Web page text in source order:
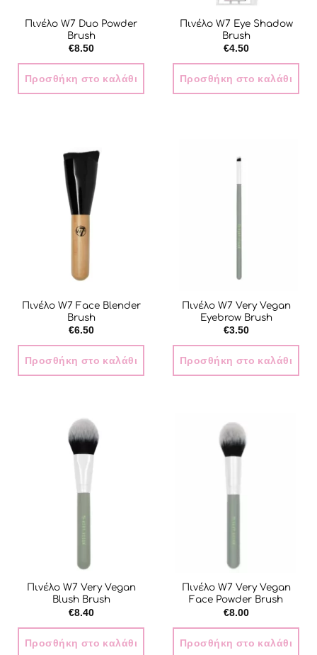
Πινέλο W7 Duo Powder
Brush
€8.50
Προσθήκη στο καλάθι
Πινέλο W7 Eye Shadow
Brush
€4.50
Προσθήκη στο καλάθι
Πινέλο W7 Face Blender
Brush
€6.50
Προσθήκη στο καλάθι
Πινέλο W7 Very Vegan
Eyebrow Brush
€3.50
Προσθήκη στο καλάθι
Πινέλο W7 Very Vegan
Blush Brush
€8.40
Προσθήκη στο καλάθι
Πινέλο W7 Very Vegan
Face Powder Brush
€8.00
Προσθήκη στο καλάθι